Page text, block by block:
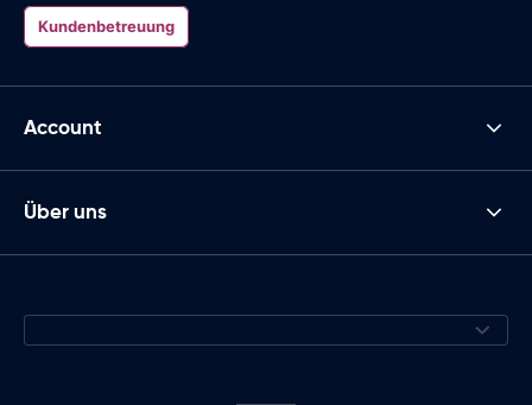
Kundenbetreuung
Account
Über uns